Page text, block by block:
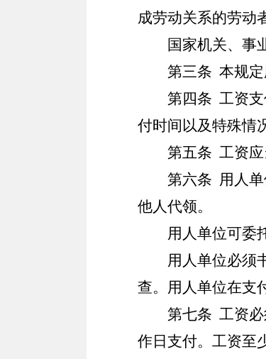
成劳动关系的劳动
国家机关、事
第三条 本规
第四条 工资
付时间以及特殊情
第五条 工资
第六条 用人
他人代领。
用人单位可委
用人单位必须
查。用人单位在支
第七条 工资
作日支付。工资至